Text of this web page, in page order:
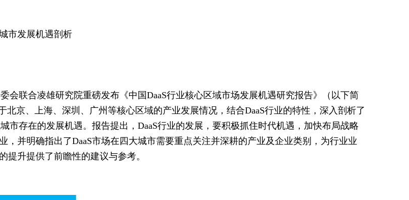
市发展机遇剖析
会联合凌雄研究院重磅发布《中国DaaS行业核心区域市场发展机遇研究报告》（以下简
北京、上海、深圳、广州等核心区域的产业发展情况，结合DaaS行业的特性，深入剖析了
市存在的发展机遇。报告提出，DaaS行业的发展，要积极抓住时代机遇，加快布局战略
，并明确指出了DaaS市场在四大城市需要重点关注并深耕的产业及企业类别，为行业业
提升提供了前瞻性的建议与参考。